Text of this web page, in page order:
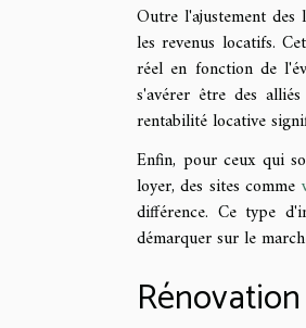
Outre l'ajustement
les revenus locatifs.
réel en fonction de
s'avérer être des
rentabilité locative
Enfin, pour ceux qui
loyer, des sites comme
différence. Ce type
démarquer sur le